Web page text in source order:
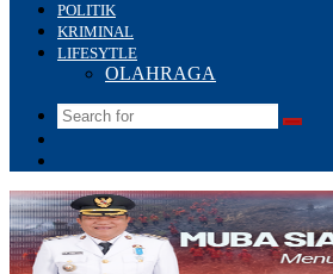
POLITIK
KRIMINAL
LIFESYTLE
OLAHRAGA
Search